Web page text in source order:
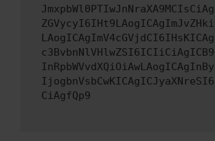
CiAgfQp9